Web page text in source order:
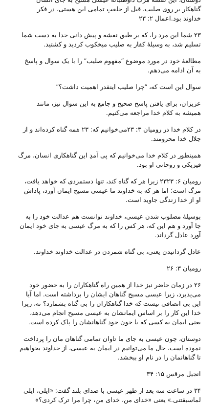
گناهکار بر روی صلیب، قبل از خلقتِ تمامی این هستی، در فکر
خداوند بود.اعمال ۲: ۲۳
۲۳ شما این مرد را، که بر طبق نقشه و پیش دانی خدا به دست شما
تسلیم شد، به وسیلۀ کفار به صلیب میخکوب کردید و کشتید‌.
مطالعهٔ خود در مورد موضوع “مفهوم صلیب” را با یک سوال و پاسخ
به آن ادامه می‌‌دهم.
سوال این است که، “چرا صلیب اینقدر اهمیت داشت؟”
عزیزان، برای یافتن پاسخ صحیح و جامع به این سوال نیز، مانند
همیشه به کلام خدا مراجعه می‌‌کنیم.
در کلام خدا در رومیان ۳: ۲۳می‌‌خوانیم که: ۲۳ همه گناه کرده‌اند و از
جلال خدا محرومند.
همینطور در کلام خدا می‌‌خوانیم که پی آمدِ این گناهکاری انسان، مرگ
فیزیکی و روحانی او بود.
رومیان ۶: ۲۳۲۳ زیرا هر که گناه کند، تنها دستمزدی که خواهد یافت،
مرگ است؛ اما هر که به خداوند ما عیسی مسیح ایمان آورد، پاداش
او از خدا زندگی جاوید است.
بوسیلهٔ مصلوب شدن عیسی، خداوند توانست هم عدالت خود را به
جا آورد و هم این که، هر کس را که به مرگ عیسی به جای خود ایمان
آورد عادل گرداند.
عادل گردانیدن یعنی، بی‌ گناه شمردن در عدالت خداوند خداوند.
رومیان ۳: ۲۶
۲۶ در زمان حاضر نیز خدا از همین راه گناهکاران را به حضور خود
می‌پذیرد، زیرا عیسی مسیح گناهان ایشان را برداشته است. اما آیا
این بی انصافی نیست که خدا گناهکاران را بی گناه بشمارد؟ نه، زیرا
خدا این کار را بر اساس ایمانشان به عیسی مسیح انجام می‌دهد،
یعنی ایمان به کسی که با خون خود گناهانشان را پاک کرده است.
دوستان، چون عیسی به جای ما تاوان تمامی گناهان مان را پرداخت
نموده است، حال ما می‌‌توانیم در ایمان به عیسی، از خداوند بخواهیم
تا گناهانمان را در نام او ببخشد.
انجیل مرقس ۱۵: ۳۴
۳۴ در ساعت سه بعد از ظهر عیسی با صدای بلند گفت: «ایلی، ایلی
لماسبقتنی‌‌.» یعنی «خدای من، خدای من، چرا مرا ترک کردی‌؟»